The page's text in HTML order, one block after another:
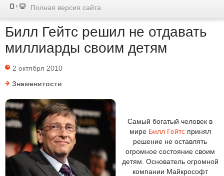
Полная версия сайта
Билл Гейтс решил не отдавать
миллиарды своим детям
2 октября 2010
Знаменитости
Самый богатый человек в
мире Билл Гейтспринял
решение не оставлять
огромное состояние своим
детям. Основатель огромной
компании Майкрософт